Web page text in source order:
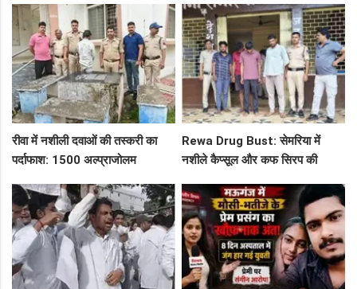
पर निकली भर्ती!
एक्शन लेटर
रीवा में नशीली दवाओं की तस्करी का
पर्दाफाश: 1500 अल्प्राजोलम
सप्लाई चेन
Rewa Drug Bust: सेमरिया में
नशीले कैप्सूल और कफ सिरप की
के पीछे